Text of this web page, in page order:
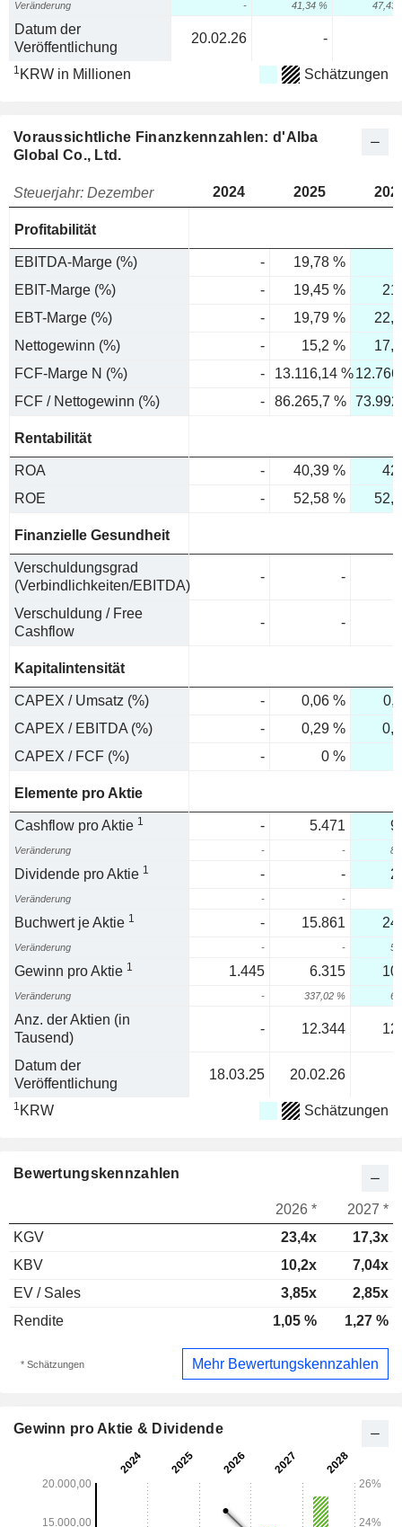
Veränderung - 41,34 % 47,43
Datum der
Veröffentlichung
20.02.26 -
1 KRW in Millionen Schätzungen
Voraussichtliche Finanzkennzahlen: d'Alba
Global Co., Ltd.
Steuerjahr: Dezember 2024 2025
Profitabilität
EBITDA-Marge (%) - 19,78 %
EBIT-Marge (%)
- 19,45 %
EBT-Marge (%)
- 19,79 %
Nettogewinn (%)
- 15,2 %
FCF-Marge N (%)
- 13.116,14 %
FCF / Nettogewinn (%)
- 86.265,7 %
Rentabilität
ROA - 40,39 %
ROE
- 52,58 %
Finanzielle Gesundheit
Verschuldungsgrad
(Verbindlichkeiten/EBITDA)
- -
Verschuldung / Free
Cashflow
- -
Kapitalintensität
CAPEX / Umsatz (%) - 0,06 %
CAPEX / EBITDA (%)
- 0,29 %
CAPEX / FCF (%)
- 0 %
Elemente pro Aktie
Cashflow pro Aktie 1 - 5.471
Veränderung - -
Dividende pro Aktie 1 - -
Veränderung - -
Buchwert je Aktie 1 - 15.861
Veränderung - -
Gewinn pro Aktie 1 1.445 6.315
Veränderung - 337,02 %
Anz. der Aktien (in
Tausend)
- 12.344
Datum der
Veröffentlichung
18.03.25 20.02.26
1 KRW Schätzungen
Bewertungskennzahlen
2026 *
2027 *
KGV
23,4x
17,3x
KBV
10,2x
7,04x
EV / Sales
3,85x
2,85x
Rendite
1,05 % 1,27 %
* Schätzungen Mehr Bewertungskennzahlen
Gewinn pro Aktie & Dividende